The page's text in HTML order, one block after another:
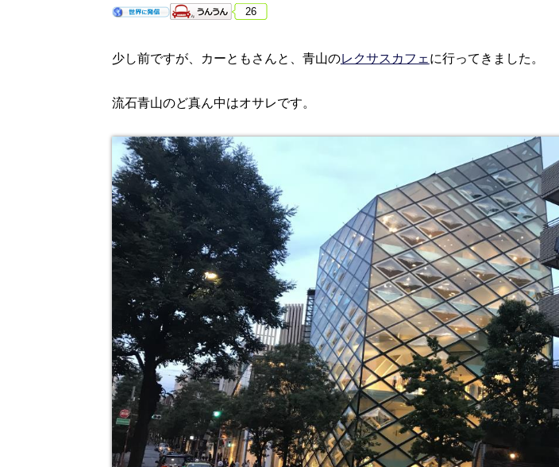
26
少し前ですが、カーともさんと、青山のレクサスカフェ に行ってきました。
流石青山のど真ん中はオサレです。